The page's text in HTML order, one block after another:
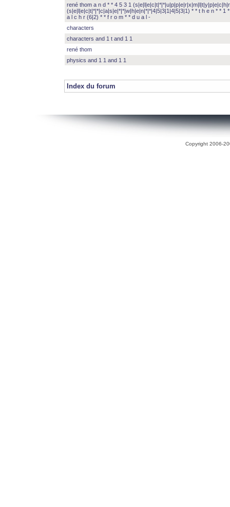
rené thom a n d * * 4 5 3 1
(s|e|l|e|c|t|*|*|c|a|s|e|*|*|w|h|e|n|*|*|4|5|3|1|4|5|3|1) * * t h e n * * 1
a l c h r (6|2) * * f r o m * * d u a l -
characters
characters and 1 t and 1 1
rené thom
physics and 1 1 and 1 1
Index du forum
Copyright 2006-